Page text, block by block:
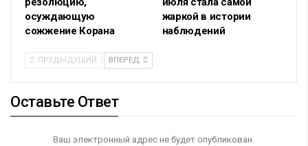
осуждающую
сожжение Корана
жаркой в истории
наблюдений
ПРЕДЫДУЩИЙ ВПЕРЕД
Оставьте Ответ
Ваш электронный адрес не будет опубликован.